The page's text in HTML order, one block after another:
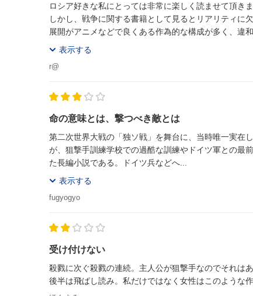
ロシア好きな私にとっては非常に楽しく読ませて頂きま
しかし、戦争に関する書籍として見るとリアリティに欠
展開がアニメなどで良くある作為的な構成が多く、違
当事者目線で物語は進むのですが、何処か俯瞰してい
表示する
r@
命の意味とは、撃つべき敵とは
第二次世界大戦の「独ソ戦」を舞台に、当時唯一実在
が、狙撃手訓練学校での過酷な訓練やドイツ軍との最
た長編小説である。ドイツ兵などへ...
表示する
fugyogyo
受け付けない
殺戮に次ぐ殺戮の連続。主人公が狙撃手なのでそれは
後半は飛ばし読み。私だけではなく女性はこのような